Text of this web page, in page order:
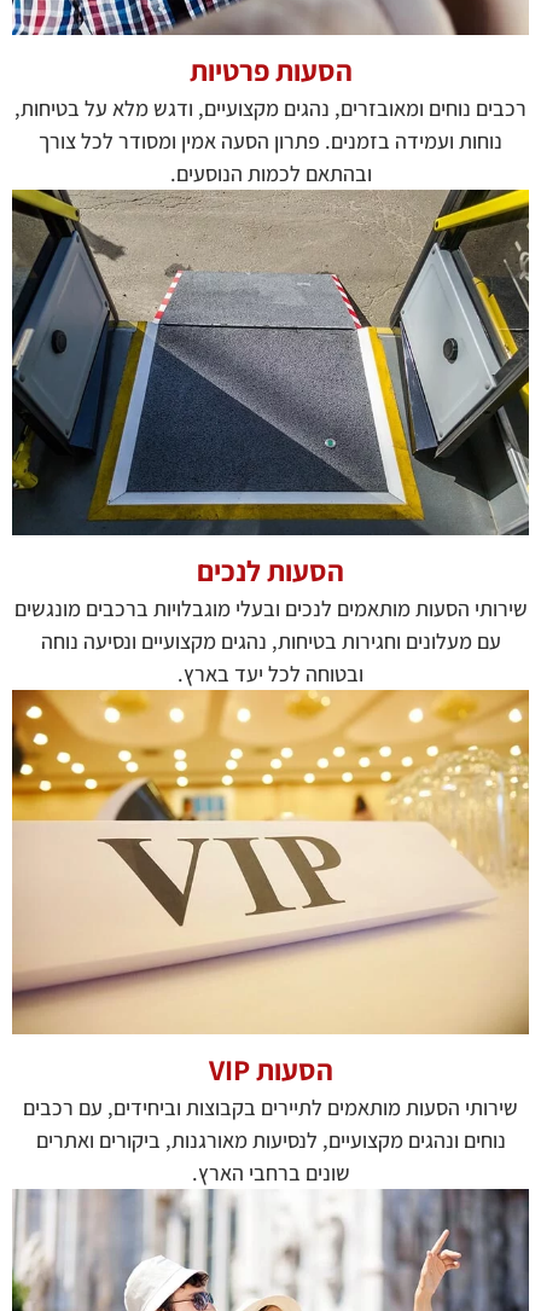
הסעות פרטיות
רכבים נוחים ומאובזרים, נהגים מקצועיים, ודגש מלא על בטיחות,
נוחות ועמידה בזמנים. פתרון הסעה אמין ומסודר לכל צורך
ובהתאם לכמות הנוסעים.
הסעות לנכים
שירותי הסעות מותאמים לנכים ובעלי מוגבלויות ברכבים מונגשים
עם מעלונים וחגירות בטיחות, נהגים מקצועיים ונסיעה נוחה
ובטוחה לכל יעד בארץ.
הסעות VIP
שירותי הסעות מותאמים לתיירים בקבוצות וביחידים, עם רכבים
נוחים ונהגים מקצועיים, לנסיעות מאורגנות, ביקורים ואתרים
שונים ברחבי הארץ.